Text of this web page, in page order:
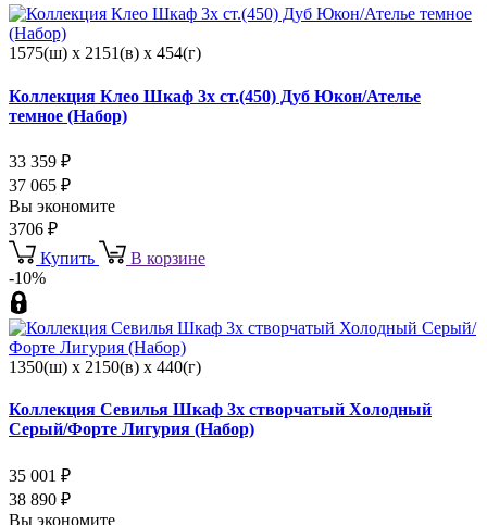
1575(ш) x 2151(в) x 454(г)
Коллекция Клео Шкаф 3х ст.(450) Дуб Юкон/Ателье
темное (Набор)
33 359 ₽
37 065 ₽
Вы экономите
3706 ₽
Купить
В корзине
-10%
1350(ш) x 2150(в) x 440(г)
Коллекция Севилья Шкаф 3х створчатый Холодный
Серый/Форте Лигурия (Набор)
35 001 ₽
38 890 ₽
Вы экономите